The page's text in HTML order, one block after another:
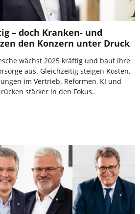
– doch Kranken- und
den Konzern unter Druck
wächst 2025 kräftig und baut ihre
aus. Gleichzeitig steigen Kosten,
im Vertrieb. Reformen, KI und
stärker in den Fokus.